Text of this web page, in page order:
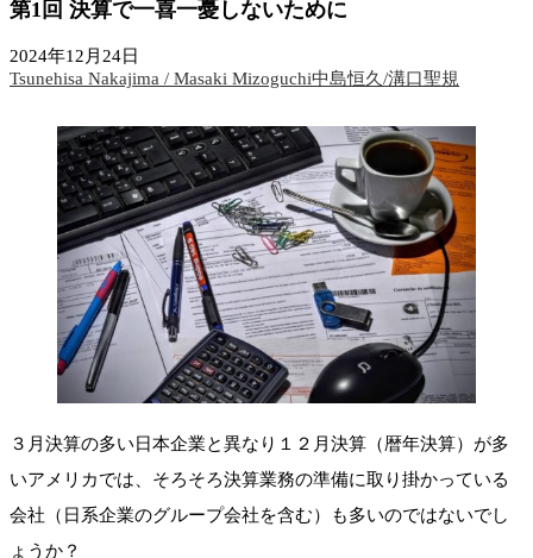
第1回 決算で一喜一憂しないために
2024年12月24日
Tsunehisa Nakajima / Masaki Mizoguchi中島恒久/溝口聖規
３月決算の多い日本企業と異なり１２月決算（暦年決算）が多
いアメリカでは、そろそろ決算業務の準備に取り掛かっている
会社（日系企業のグループ会社を含む）も多いのではないでし
ょうか？